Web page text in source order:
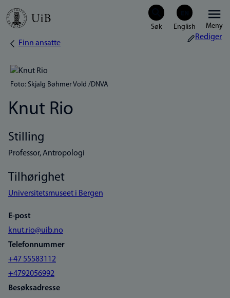
Hopp
Meny
Navigasjonssti
Finn ansatte
Rediger
Foto: Skjalg Bøhmer Vold /DNVA
Knut Rio
Stilling
Professor, Antropologi
Tilhørighet
Universitetsmuseet i Bergen
E-post
knut.rio@uib.no
Telefonnummer
+47 55583112
+4792056992
Besøksadresse